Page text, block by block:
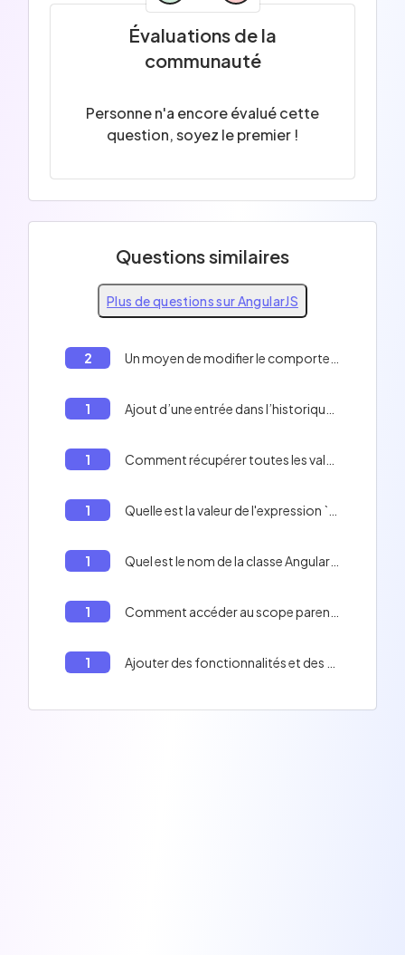
Évaluations de la
communauté
Personne n'a encore évalué cette
question, soyez le premier !
Questions similaires
Plus de questions sur AngularJS
2
1
1
1
1
1
1